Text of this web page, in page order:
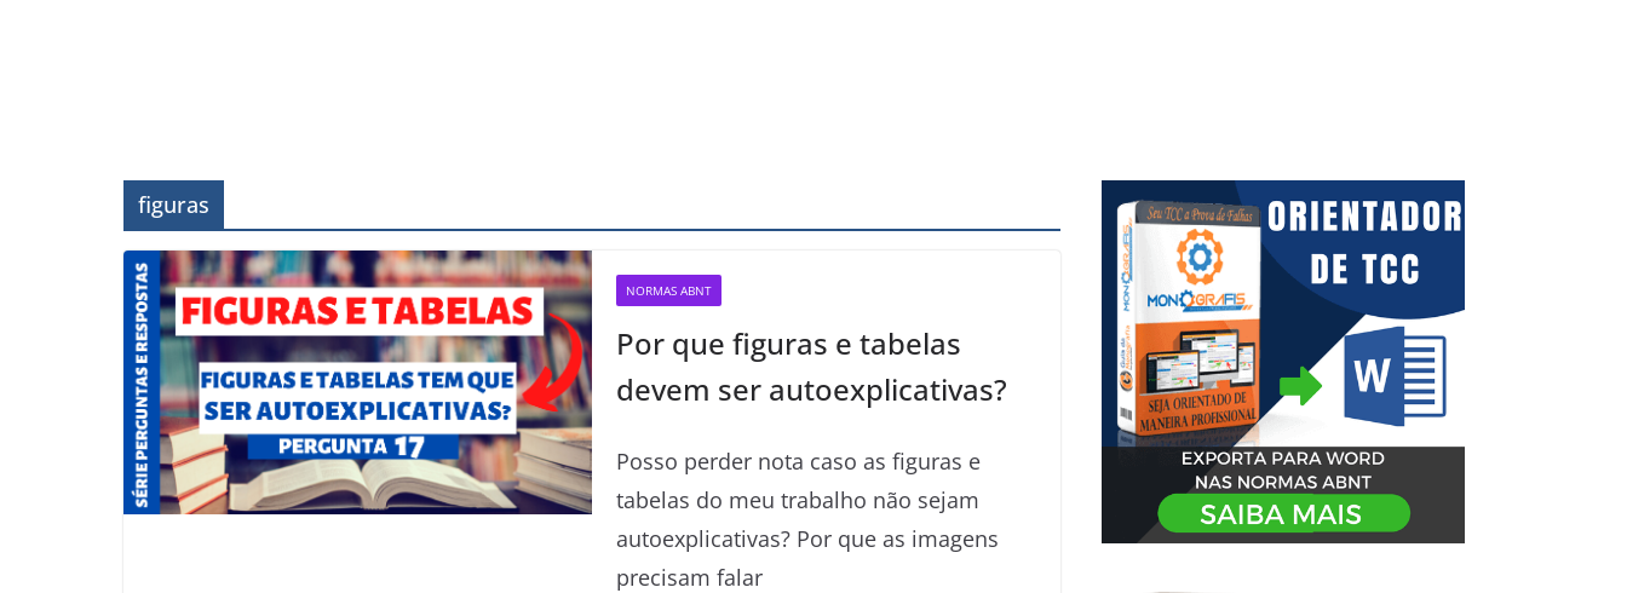
figuras
NORMAS ABNT
Por que figuras e tabelas
devem ser autoexplicativas?
Posso perder nota caso as figuras e
tabelas do meu trabalho não sejam
autoexplicativas? Por que as imagens
precisam falar